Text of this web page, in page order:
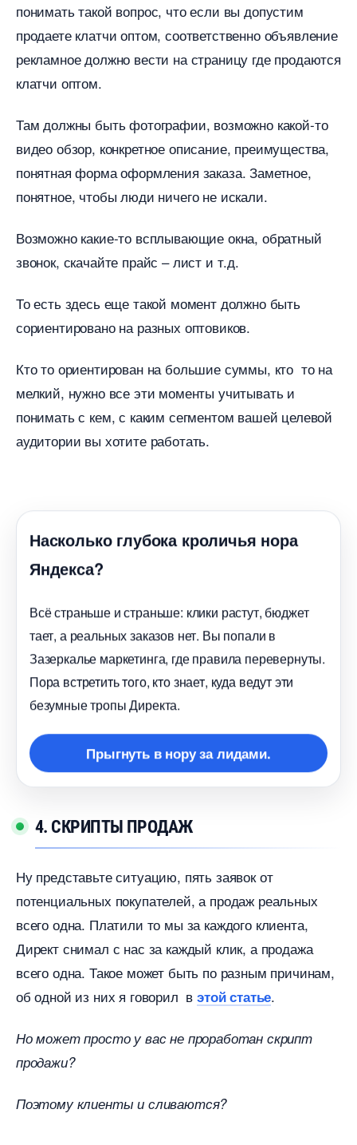
понимать такой вопрос, что если вы допустим
продаете клатчи оптом, соответственно объявление
рекламное должно вести на страницу где продаются
клатчи оптом.
Там должны быть фотографии, возможно какой-то
идео обзор, конкретное описание, преимущества,
понятная форма оформления заказа. Заметное,
понятное, чтобы люди ничего не искали.
озможно какие-то всплывающие окна, обратный
звонок, скачайте прайс – лист и т.д.
То есть здесь еще такой момент должно быть
сориентировано на разных оптовиков.
Кто то ориентирован на большие суммы, кто то на
мелкий, нужно все эти моменты учитывать и
понимать с кем, с каким сегментом вашей целевой
аудитории вы хотите работать.
Насколько глубока кроличья нора
Яндекса?
сё страньше и страньше: клики растут, бюджет
тает, а реальных заказов нет. Вы попали
Зазеркалье маркетинга, где правила перевернуты.
Пора встретить того, кто знает, куда ведут эти
езумные тропы Директа.
Прыгнуть в нору за лидами.
4. СКРИПТЫ ПРОДАЖ
Ну представьте ситуацию, пять заявок от
потенциальных покупателей, а продаж реальных
сего одна. Платили то мы за каждого клиента,
Директ снимал с нас за каждый клик, а продажа
сего одна. Такое может быть по разным причинам,
об одной из них я говорилэтой статье.
Но может просто у вас не проработан скрипт
продажи?
Поэтому клиенты и сливаются?